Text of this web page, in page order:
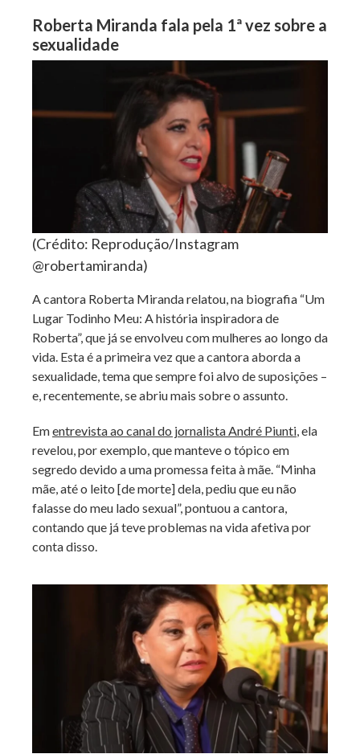
Roberta Miranda fala pela 1ª vez sobre a
sexualidade
(Crédito: Reprodução/Instagram
@robertamiranda)
A cantora Roberta Miranda relatou, na biografia “Um
Lugar Todinho Meu: A história inspiradora de
Roberta”, que já se envolveu com mulheres ao longo da
vida. Esta é a primeira vez que a cantora aborda a
sexualidade, tema que sempre foi alvo de suposições –
e, recentemente, se abriu mais sobre o assunto.
Ementrevista ao canal do jornalista André Piunti, ela
revelou, por exemplo, que manteve o tópico em
segredo devido a uma promessa feita à mãe. “Minha
mãe, até o leito [de morte] dela, pediu que eu não
falasse do meu lado sexual”, pontuou a cantora,
contando que já teve problemas na vida afetiva por
conta disso.